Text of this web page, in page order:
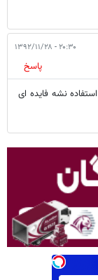
۲۰:۳۰ - ۱۳۹۲/۱۱/۲۸
پاسخ
نشه فایده ای